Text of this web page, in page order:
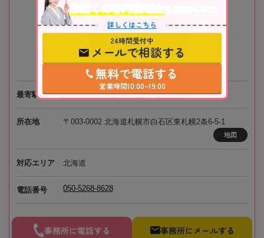
最寄駅 札幌市営地下鉄「白石駅」徒歩1分
所在地 〒003-0002 北海道札幌市白石区東札幌2条6-5-1
地図
対応エリア 北海道
電話番号 050-5268-8628
事務所に電話する 事務所にメールする
お近くの専門税理士
をご紹介します。
詳しくはこちら
24時間受付中
メールで相談する
無料で電話する
営業時間10:00~19:00